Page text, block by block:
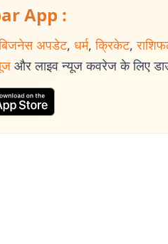
App :
अपडेट, धर्म, क्रिकेट,
और लाइव न्यूज कवरेज के लिए